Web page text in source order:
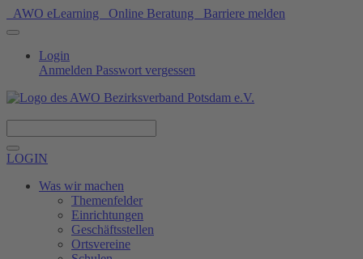
AWO eLearning Online Beratung Barriere melden
Login
Anmelden Passwort vergessen
LOGIN
Was wir machen
Themenfelder
Einrichtungen
Geschäftsstellen
Ortsvereine